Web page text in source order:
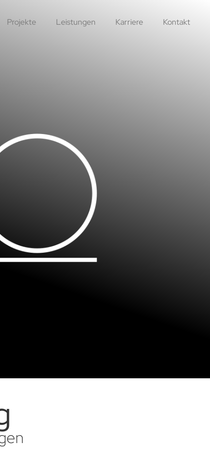
Projekte Leistungen Karriere Kontakt